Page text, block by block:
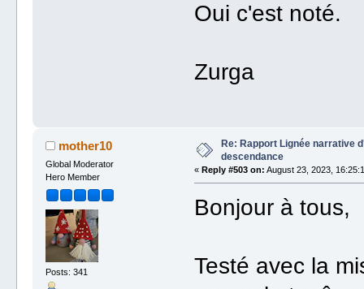
Oui c'est noté.
Zurga
mother10
Global Moderator
Hero Member
Posts: 341
Re: Rapport Lignée narrative
descendance
« Reply #503 on: August 23, 2023,
Bonjour à tous,
Testé avec la